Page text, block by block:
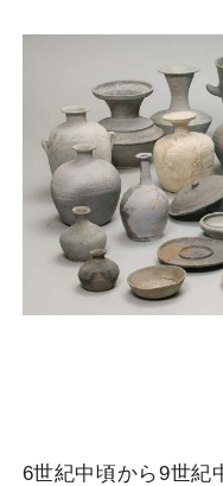
6世紀中頃から9世紀